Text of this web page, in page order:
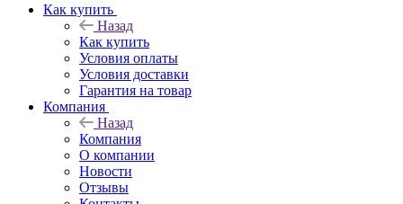
Как купить
Назад
Как купить
Условия оплаты
Условия доставки
Гарантия на товар
Компания
Назад
Компания
О компании
Новости
Отзывы